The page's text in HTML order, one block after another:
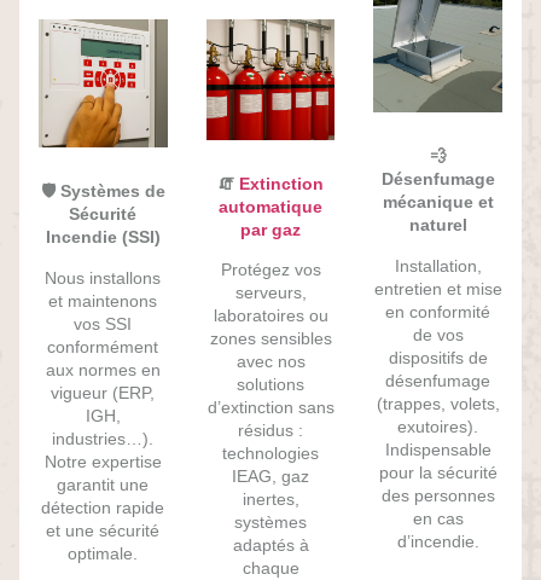
🛡️ Systèmes de
Sécurité
Incendie (SSI)
Nous installons
et maintenons
vos SSI
conformément
aux normes en
vigueur (ERP,
IGH,
industries…).
Notre expertise
garantit une
détection rapide
et une sécurité
optimale.
🧯 Extinction
automatique
par gaz
Protégez vos
serveurs,
laboratoires ou
zones sensibles
avec nos
solutions
d’extinction sans
résidus :
technologies
IEAG, gaz
inertes,
systèmes
adaptés à
chaque
💨
Désenfumage
mécanique et
naturel
Installation,
entretien et mise
en conformité
de vos
dispositifs de
désenfumage
(trappes, volets,
exutoires).
Indispensable
pour la sécurité
des personnes
en cas
d’incendie.